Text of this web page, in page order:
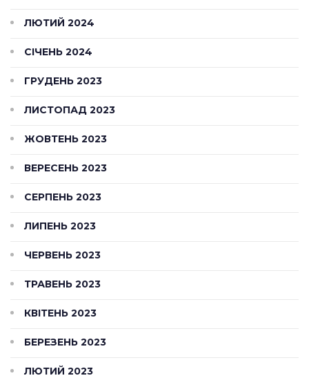
ЛЮТИЙ 2024
СІЧЕНЬ 2024
ГРУДЕНЬ 2023
ЛИСТОПАД 2023
ЖОВТЕНЬ 2023
ВЕРЕСЕНЬ 2023
СЕРПЕНЬ 2023
ЛИПЕНЬ 2023
ЧЕРВЕНЬ 2023
ТРАВЕНЬ 2023
КВІТЕНЬ 2023
БЕРЕЗЕНЬ 2023
ЛЮТИЙ 2023